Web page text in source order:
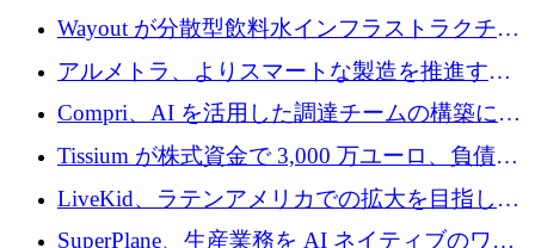
達成
Wayout が分散型飲料水インフラストラクチャ
プラットフォームを拡張するために 242 万ユ
ーロを調達
アルメトラ、よりスマートな製造を推進する
ためにシリーズ A で 1,630 万ユーロを確保
Compri、AI を活用した調達チームの構築に
320 万ユーロを確保
Tissium が株式資金で 3,000 万ユーロ、負債で
3,000 万ユーロを調達
LiveKid、ラテンアメリカでの拡大を目指して
Aldea を買収
SuperPlane、生産業務を AI ネイティブのワー